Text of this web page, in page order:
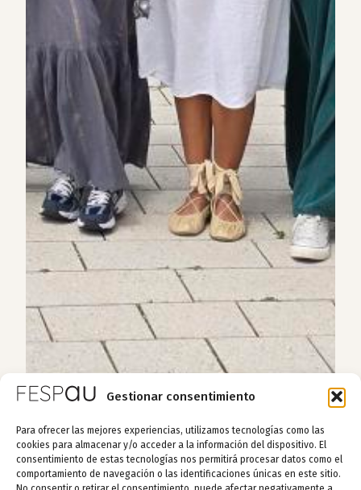
Gestionar consentimiento
Para ofrecer las mejores experiencias, utilizamos tecnologías como las
cookies para almacenar y/o acceder a la información del dispositivo. El
consentimiento de estas tecnologías nos permitirá procesar datos como el
comportamiento de navegación o las identificaciones únicas en este sitio.